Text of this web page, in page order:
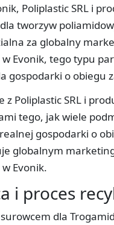
Poliplastic SRL i
tworzyw
za globalny
Evonik, tego typu
gospodarki o obiegu
z Poliplastic SRL i
tego, jak wiele
gospodarki o
globalnym
Evonik.
i proces
dla